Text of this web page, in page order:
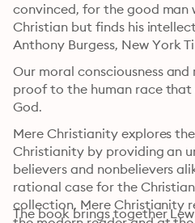
convinced, for the good man
Christian but finds his
Anthony Burgess, New York
Our moral consciousness
proof to the human race
God.
Mere Christianity explores
Christianity by providing an
believers and nonbelievers
rational case for the
collection, Mere Christianity
The book brings together